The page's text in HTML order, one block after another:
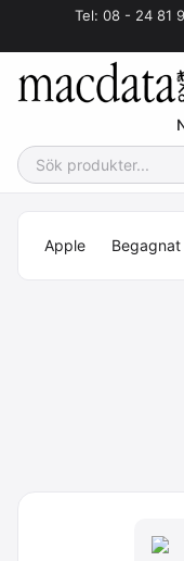
Tel: 08 - 24 81
Apple Begagnat